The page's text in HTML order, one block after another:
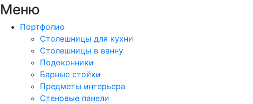
Меню
Портфолио
Столешницы для кухни
Столешницы в ванну
Подоконники
Барные стойки
Предметы интерьера
Стеновые панели